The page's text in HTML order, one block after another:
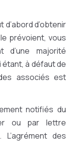
d’obtenir
le prévoient, vous
d’une majorité
étant, à défaut de
associés est
notifiés du
ou par lettre
des